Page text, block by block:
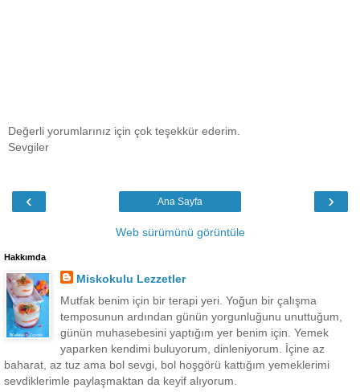
Değerli yorumlarınız için çok teşekkür ederim.
Sevgiler
‹ ›
Ana Sayfa
Web sürümünü görüntüle
Hakkımda
Miskokulu Lezzetler
Mutfak benim için bir terapi yeri. Yoğun bir çalışma
temposunun ardından günün yorgunluğunu unuttuğum,
günün muhasebesini yaptığım yer benim için. Yemek
yaparken kendimi buluyorum, dinleniyorum. İçine az
baharat, az tuz ama bol sevgi, bol hoşgörü kattığım yemeklerimi
sevdiklerimle paylaşmaktan da keyif alıyorum.